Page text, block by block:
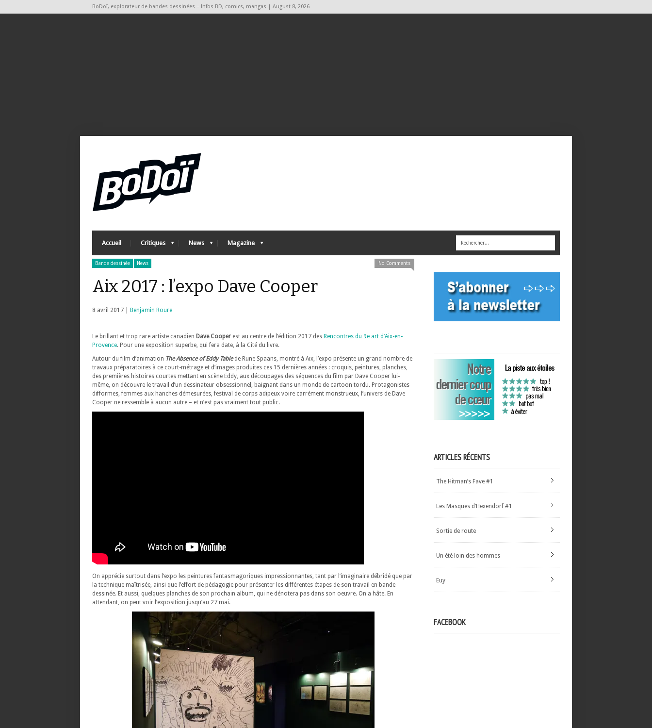
BoDoï, explorateur de bandes dessinées – Infos BD, comics, mangas | August 8, 2026
Accueil Critiques News Magazine
Bande dessinée News No Comments
Aix 2017 : l’expo Dave Cooper
8 avril 2017 | Benjamin Roure
Le brillant et trop rare artiste canadien Dave Cooper est au centre de l’édition 2017 des Rencontres du 9e art d’Aix-en-
Provence. Pour une exposition superbe, qui fera date, à la Cité du livre.
Autour du film d’animation The Absence of Eddy Tablede Rune Spaans, montré à Aix, l’expo présente un grand nombre de
travaux préparatoires à ce court-métrage et d’images produites ces 15 dernières années : croquis, peintures, planches,
des premières histoires courtes mettant en scène Eddy, aux découpages des séquences du film par Dave Cooper lui-
même, on découvre le travail d’un dessinateur obsessionnel, baignant dans un monde de cartoon tordu. Protagonistes
difformes, femmes aux hanches démesurées, festival de corps adipeux voire carrément monstrueux, l’univers de Dave
Cooper ne ressemble à aucun autre – et n’est pas vraiment tout public.
On apprécie surtout dans l’expo les peintures fantasmagoriques impressionnantes, tant par l’imaginaire débridé que par
la technique maîtrisée, ainsi que l’effort de pédagogie pour présenter les différentes étapes de son travail en bande
dessinée. Et aussi, quelques planches de son prochain album, qui ne dénotera pas dans son oeuvre. On a hâte. En
attendant, on peut voir l’exposition jusqu’au 27 mai.
ARTICLES RÉCENTS
The Hitman’s Fave #1
Les Masques d’Hexendorf #1
Sortie de route
Un été loin des hommes
Euy
FACEBOOK